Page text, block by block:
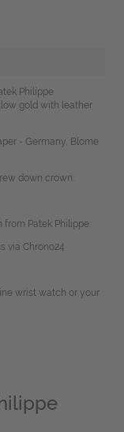
Philippe
gold with leather
- Germany, Blome
down crown.
Patek Philippe.
via Chrono24
wrist watch or your